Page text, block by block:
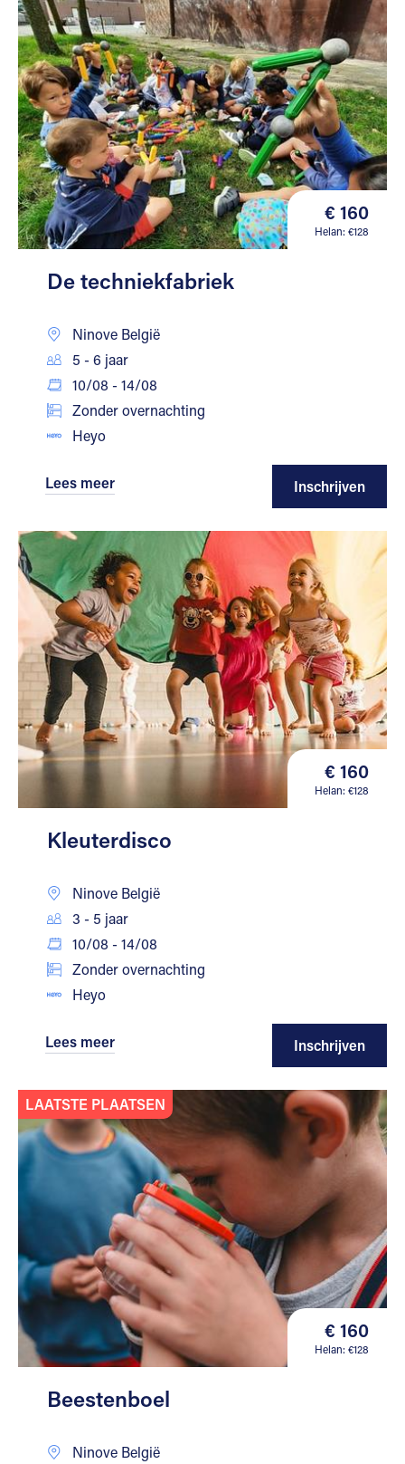
€ 160
Helan: €128
De techniekfabriek
Ninove België
5 - 6 jaar
10/08 - 14/08
Zonder overnachting
Heyo
Lees meer Inschrijven
€ 160
Helan: €128
Kleuterdisco
Ninove België
3 - 5 jaar
10/08 - 14/08
Zonder overnachting
Heyo
Lees meer Inschrijven
LAATSTE PLAATSEN
€ 160
Helan: €128
Beestenboel
Ninove België